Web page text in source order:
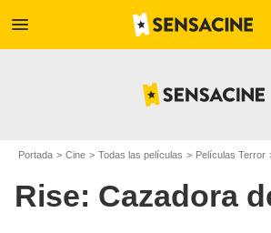
menu
Portada Cine Todas las películas Películas Terror
Rise: Cazadora